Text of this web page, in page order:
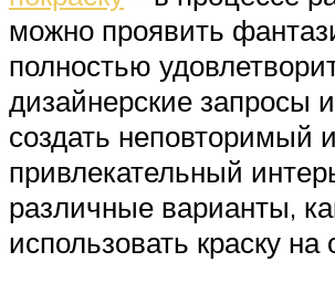
можно проявить
полностью
дизайнерские запросы
создать неповторимый и
привлекательный
различные варианты,
использовать краску на